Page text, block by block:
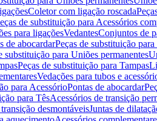
Coletor com ligação roscada
de substituição para Acessórios
para ligaçõesVedantesConjuntos de
de abocardarPeças de substituição
substituição para Uniões permanentes
Peças de substituição para Tampas
Vedações para tubos e
para AcessórioPontas de abocardar
para TêsAcessórios de transição
desmontáveisJuntas de